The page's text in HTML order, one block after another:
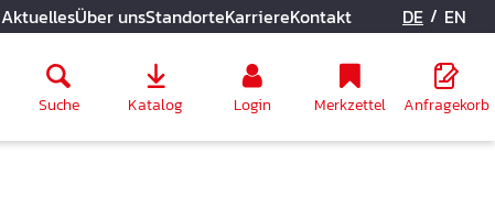
AktuellesÜber unsStandorteKarriereKontakt DE / EN
Suche Katalog Login Merkzettel Anfragekorb